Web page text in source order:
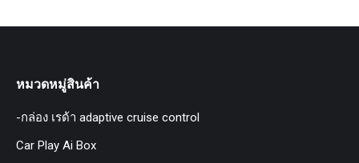
หมวดหมู่สินค้า
-กล่อง เรด้า adaptive cruise control
Car Play Ai Box